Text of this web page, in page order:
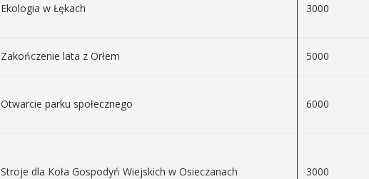
Ekologia w Łękach 3000
Zakończenie lata z Orłem 5000
Otwarcie parku społecznego 6000
Stroje dla Koła Gospodyń Wiejskich w Osieczanach 3000